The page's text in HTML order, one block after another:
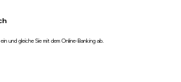
und gleiche Sie mit dem Online-Banking ab.